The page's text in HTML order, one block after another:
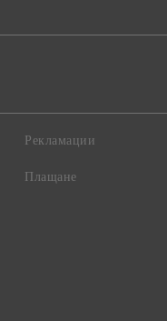
Рекламации
Плащане